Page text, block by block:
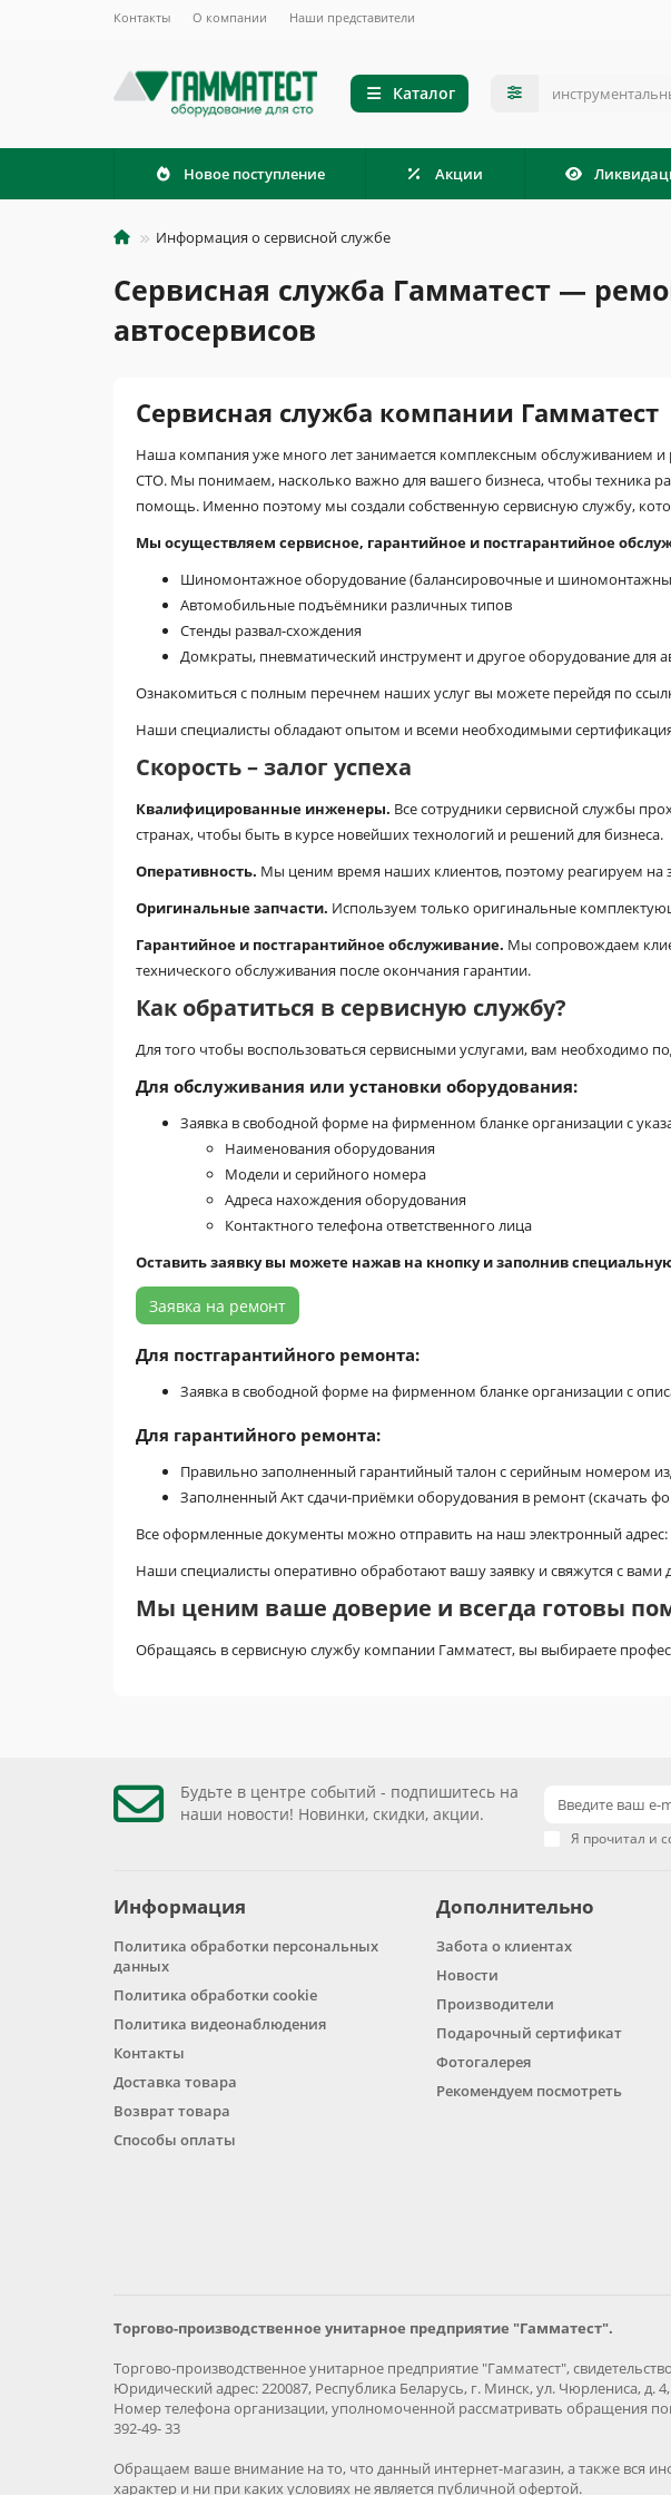
Контакты О компании Наши представители
Каталог
Новое поступление Акции
Информация о сервисной службе
Сервисная служба Гамматест —
автосервисов
Сервисная служба компании Гамматест
Наша компания уже много лет занимается комплексным обслуживанием
СТО. Мы понимаем, насколько важно для вашего бизнеса, чтобы техника
помощь. Именно поэтому мы создали собственную сервисную службу,
Мы осуществляем сервисное, гарантийное и постгарантийное
Шиномонтажное оборудование (балансировочные и
Автомобильные подъёмники различных типов
Стенды развал-схождения
Домкраты, пневматический инструмент и другое оборудование для
Ознакомиться с полным перечнем наших услуг вы можете перейдя по
Наши специалисты обладают опытом и всеми необходимыми
Скорость – залог успеха
Квалифицированные инженеры. Все сотрудники сервисной службы
странах, чтобы быть в курсе новейших технологий и решений для бизнеса.
Оперативность. Мы ценим время наших клиентов, поэтому реагируем на
Оригинальные запчасти. Используем только оригинальные
Гарантийное и постгарантийное обслуживание. Мы сопровождаем
технического обслуживания после окончания гарантии.
Как обратиться в сервисную службу?
Для того чтобы воспользоваться сервисными услугами, вам необходимо
Для обслуживания или установки оборудования:
Заявка в свободной форме на фирменном бланке организации с
Наименования оборудования
Модели и серийного номера
Адреса нахождения оборудования
Контактного телефона ответственного лица
Оставить заявку вы можете нажав на кнопку и заполнив
Заявка на ремонт
Для постгарантийного ремонта:
Заявка в свободной форме на фирменном бланке организации с
Для гарантийного ремонта:
Правильно заполненный гарантийный талон с серийным номером
Заполненный Акт сдачи-приёмки оборудования в ремонт (скачать
Все оформленные документы можно отправить на наш электронный адрес:
Наши специалисты оперативно обработают вашу заявку и свяжутся с вами
Мы ценим ваше доверие и всегда готовы
Обращаясь в сервисную службу компании Гамматест, вы выбираете
Будьте в центре событий - подпишитесь на
наши новости! Новинки, скидки, акции.
Я прочитал и
Информация
Политика обработки персональных
данных
Политика обработки cookie
Политика видеонаблюдения
Контакты
Доставка товара
Возврат товара
Способы оплаты
Дополнительно
Забота о клиентах
Новости
Производители
Подарочный сертификат
Фотогалерея
Рекомендуем посмотреть
Торгово-производственное унитарное предприятие "Гамматест".
Торгово-производственное унитарное предприятие "Гамматест",
Юридический адрес: 220087, Республика Беларусь, г. Минск, ул. Чюрлениса, д.
Номер телефона организации, уполномоченной рассматривать обращения
392-49- 33
Обращаем ваше внимание на то, что данный интернет-магазин, а также вся
характер и ни при каких условиях не является публичной офертой.